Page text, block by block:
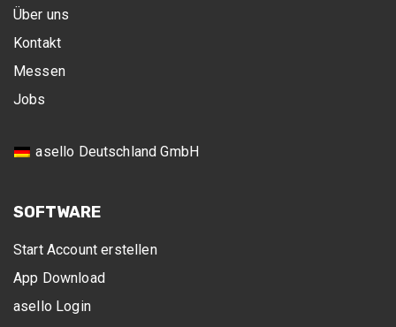
Über uns
Kontakt
Messen
Jobs
asello Deutschland GmbH
SOFTWARE
Start Account erstellen
App Download
asello Login